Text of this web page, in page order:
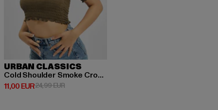
URBAN CLASSICS
Cold Shoulder Smoke Cropped
11,00 EUR
Derzeitiger Preis: 11,00 EUR
24,99 EURAktionspreis: 24,99 EUR